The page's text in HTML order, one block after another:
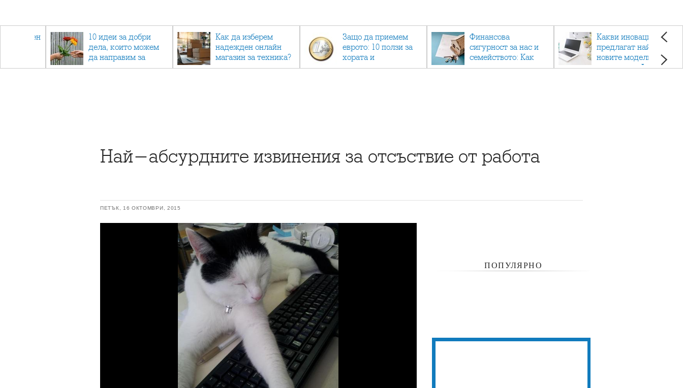
- намален
10 идеи за добри
дела, които можем
да направим за
напълно непознат
Как да изберем
надежден онлайн
магазин за техника?
Защо да приемем
еврото: 10 ползи за
хората и
икономиката
Финансова
сигурност за нас и
семейството: Как
помагат
Какви иновации
предлагат най-
новите модели
лаптопи на Acer?
Най-абсурдните извинения за отсъствие от работа
ПЕТЪК, 16 ОКТОМВРИ, 2015
ПОПУЛЯРНО